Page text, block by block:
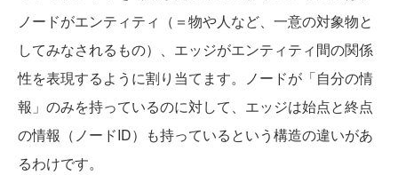
ノードがエンティティ（＝物や人など、一意の対象物と
してみなされるもの）、エッジがエンティティ間の関係
性を表現するように割り当てます。ノードが「自分の情
報」のみを持っているのに対して、エッジは始点と終点
の情報（ノードID）も持っているという構造の違いがあ
るわけです。